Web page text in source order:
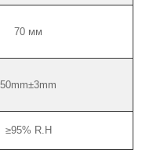
70 мм
50mm±3mm
≥95% R.H